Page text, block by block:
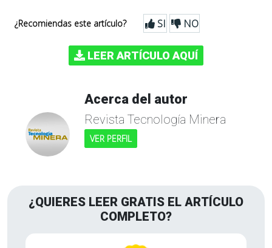
¿Recomiendas este artículo? SI NO
LEER ARTÍCULO AQUÍ
Acerca del autor
Revista Tecnología Minera
VER PERFIL
¿QUIERES LEER GRATIS EL ARTÍCULO
COMPLETO?